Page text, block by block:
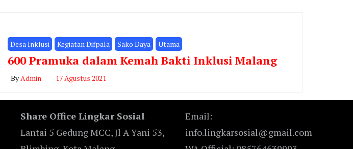
Desa Inklusi Kegiatan Difpala Sako Daya Utama
600 Pramuka dalam Kemah Bakti Inklusi Malang
By Admin 17 Agustus 2021
Share Office Lingkar Sosial
Lantai 5 Gedung MCC, Jl A Yani 53,
Email:
info.lingkarsosial@gmail.com